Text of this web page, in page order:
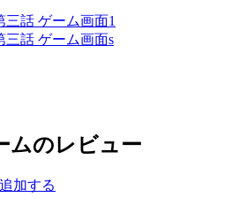
ムのレビュー
加する